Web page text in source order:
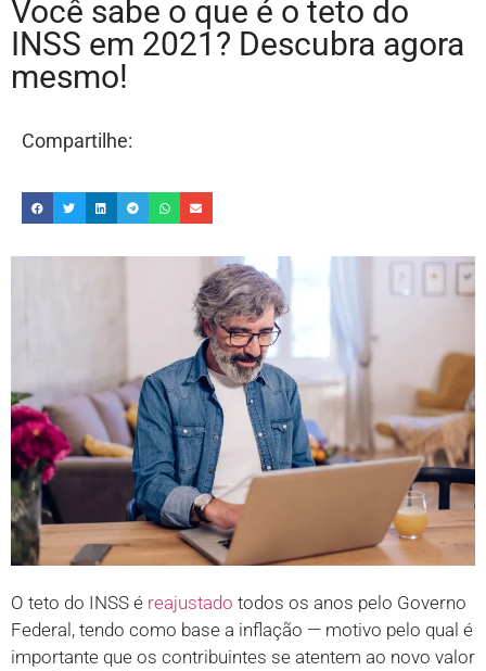
Você sabe o que é o teto do
INSS em 2021? Descubra agora
mesmo!
Compartilhe:
O teto do INSS é reajustado todos os anos pelo Governo
Federal, tendo como base a inflação — motivo pelo qual é
importante que os contribuintes se atentem ao novo valor